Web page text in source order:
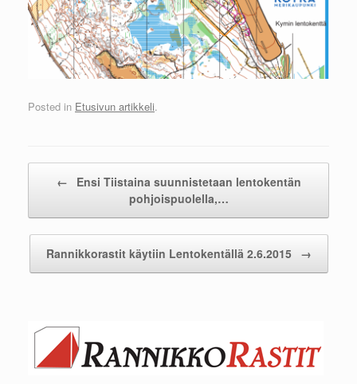
Posted in Etusivun artikkeli.
←
Ensi Tiistaina suunnistetaan lentokentän
pohjoispuolella,…
Rannikkorastit käytiin Lentokentällä 2.6.2015 →